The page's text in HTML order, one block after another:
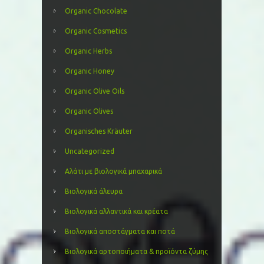
Organic Chocolate
Organic Cosmetics
Organic Herbs
Organic Honey
Organic Olive Oils
Organic Olives
Organisches Kräuter
Uncategorized
Αλάτι με βιολογικά μπαχαρικά
Βιολογικά άλευρα
Βιολογικά αλλαντικά και κρέατα
Βιολογικά αποστάγματα και ποτά
Βιολογικά αρτοποιήματα & προϊόντα ζύμης